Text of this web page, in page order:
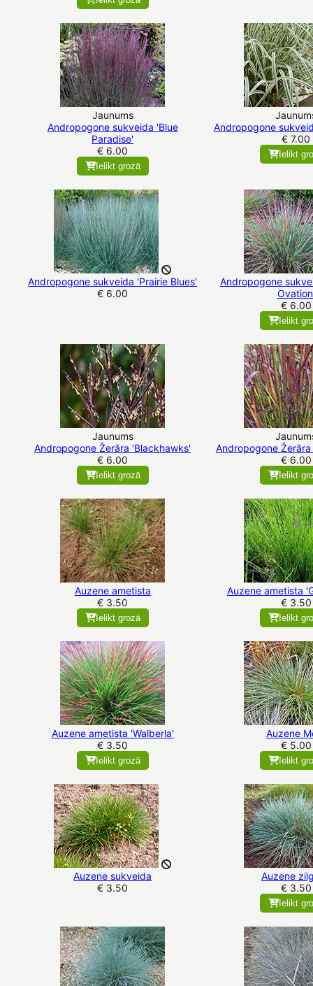
Jaunums
Andropogone sukveida 'Blue
Paradise'
€ 6.00
Ielikt grozā
Andropogone
€ 7.00
Ielikt
Andropogone sukveida 'Prairie Blues'
€ 6.00
Andropogone
€ 6.00
Ielikt
Jaunums
Andropogone Žerāra 'Blackhawks'
€ 6.00
Ielikt grozā
Andropogone
€ 6.00
Ielikt
Auzene ametista
€ 3.50
Ielikt grozā
Auzene ametista
€ 3.50
Ielikt
Auzene ametista 'Walberla'
€ 3.50
Ielikt grozā
Auzene
€ 5.00
Ielikt
Auzene sukveida
€ 3.50
Auzene
€ 3.50
Ielikt